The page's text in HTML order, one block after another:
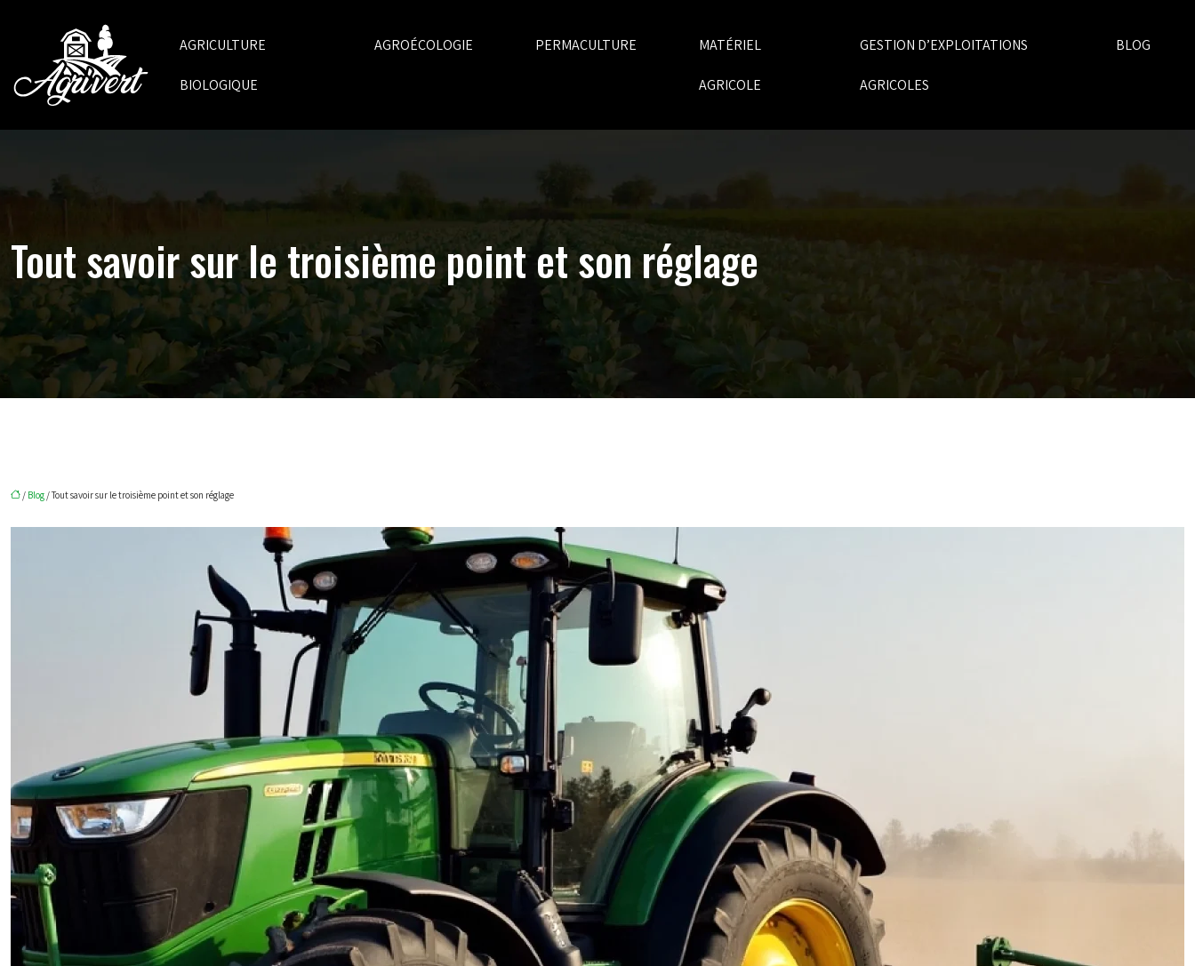
AGRICULTURE
BIOLOGIQUE
AGROÉCOLOGIE PERMACULTURE MATÉRIEL
AGRICOLE
GESTION D’EXPLOITATIONS
AGRICOLES
BLOG
Tout savoir sur le troisième point et son réglage
/ Blog / Tout savoir sur le troisième point et son réglage